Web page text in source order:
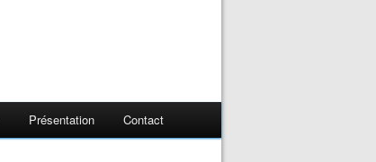
Présentation Contact